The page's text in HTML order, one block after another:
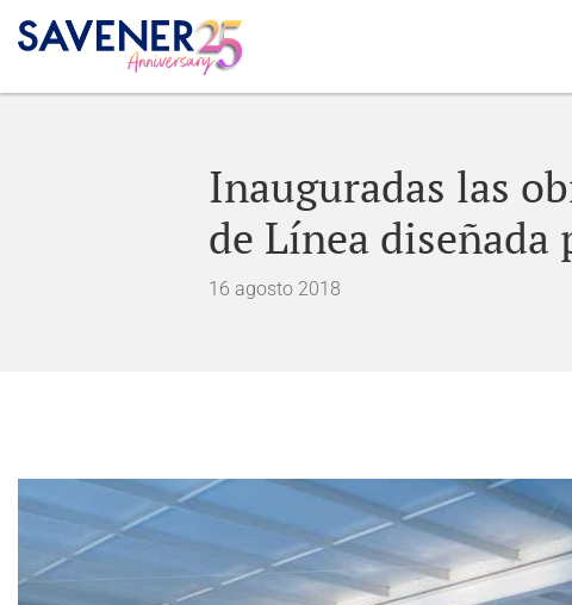
Inauguradas las
de Línea diseñada
16 agosto 2018